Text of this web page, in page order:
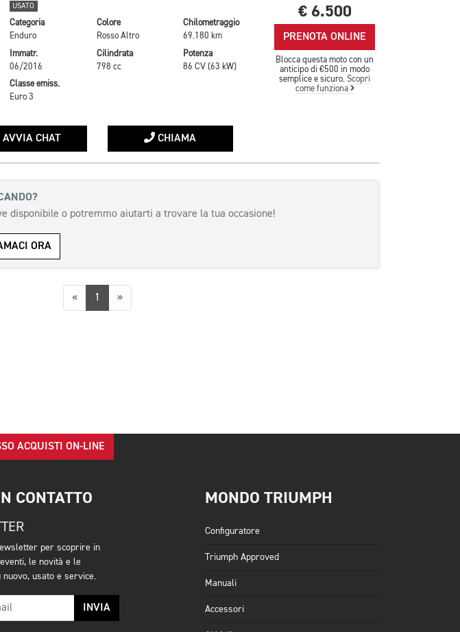
USATO
Categoria
Enduro
Colore
Rosso Altro
Chilometraggio
69.180 km
Immatr.
06/2016
Cilindrata
798 cc
Potenza
86 CV (63 kW)
Classe emiss.
Euro 3
€ 6.500
PRENOTA ONLINE
Blocca questa moto con un
anticipo di €500 in modo
semplice e sicuro.Scopri
come funziona
AVVIA CHAT CHIAMA
disponibile o potremmo aiutarti a trovare la tua occasione!
ORA
«Precedente
1 »Successiva
ACQUISTI ON-LINE
CONTATTO
per scoprire in
le novità e le
nuovo, usato e service.
INVIA
MONDO TRIUMPH
Configuratore
Triumph Approved
Manuali
Accessori